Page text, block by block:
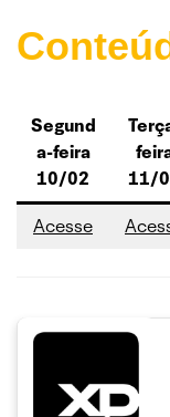
Segund
a-feira
10/02
11/
Acesse